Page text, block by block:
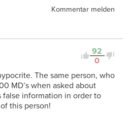
Kommentar melden
92
0
The same person, who
MD’s when asked about
false information in order to
this person!